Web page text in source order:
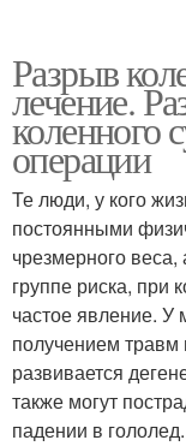
Разрыв
лечение.
коленного
операции
Те люди, у кого
постоянными
чрезмерного
группе риска, при
частое явление.
получением
развивается
также могут
падении в гололед.